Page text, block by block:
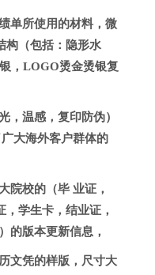
单所使用的材料，微
构（包括：隐形水
，LOGO烫金烫银复
，温感，复印防伪）
大海外客户群体的
院校的（毕 业证，
学生卡，结业证，
的版本更新信息，
文凭的样版，尺寸大